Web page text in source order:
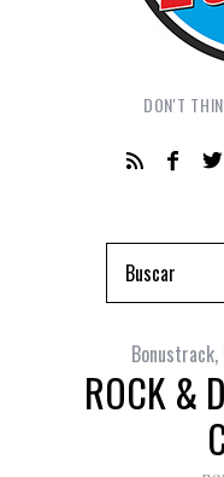
DON'T
Bonustrack,
ROCK &